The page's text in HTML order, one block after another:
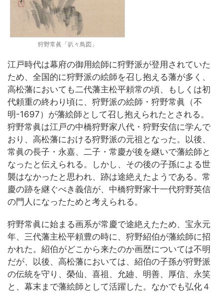
狩野常眞「叭々鳥図」
江戸時代は幕府の御用絵師に狩野派が登用されていた
ため、全国的に狩野派の絵師を召し抱える藩が多く、
高松藩においても二代藩主松平頼常の頃、もしくは初
代頼重の終わり頃に、狩野派の絵師・狩野常眞（不
明-1697）が藩絵師として召し抱えられたとされる。
狩野常眞は江戸の中橋狩野家八代・狩野安信に学んで
おり、高松藩における狩野派の元祖となった。以後、
常眞の長子・永嘉、二子・常慶が後を継いで藩絵師と
なったと伝えられる。しかし、その後の子孫による世
襲はなかったと思われ、跡は途絶えたようである。常
慶の跡を継ぐべき義信が、中橋狩野家十一代狩野英信
の門人になったためと考えられる。
狩野常眞に始まる画系が常慶で途絶えたため、宝永元
年、三代藩主松平頼豊の時に、狩野紹伯が藩絵師に招
かれた。紹伯がどこから来たのか画歴については不明
だが、以後、高松藩においては、紹伯の子孫が狩野派
の伝統を守り、榮仙、喜祖、允廸、明善、厚信、永笑
と、幕末まで藩絵師として活躍した。なかでも弘化４